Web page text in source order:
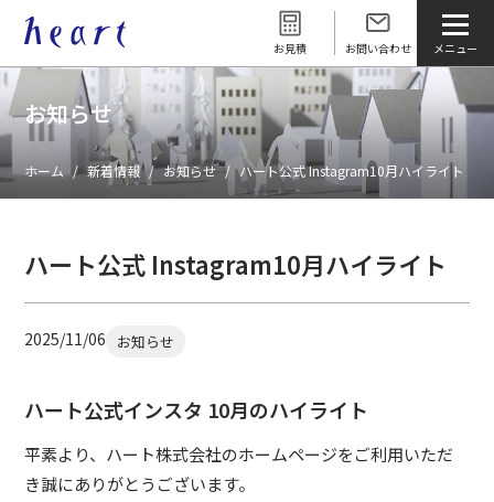
お見積 お問い合わせ
お知らせ
ホーム 新着情報 お知らせ ハート公式 Instagram10月ハイライト
ハート公式 Instagram10月ハイライト
2025/11/06 お知らせ
ハート公式インスタ 10月のハイライト
平素より、ハート株式会社のホームページをご利用いただ
き誠にありがとうございます。